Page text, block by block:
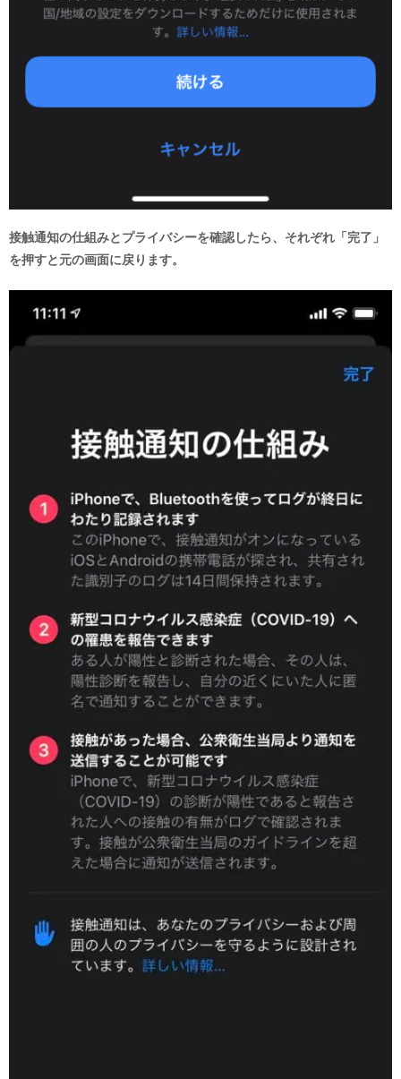
接触通知の仕組みとプライバシーを確認したら、それぞれ「完了」
を押すと元の画面に戻ります。